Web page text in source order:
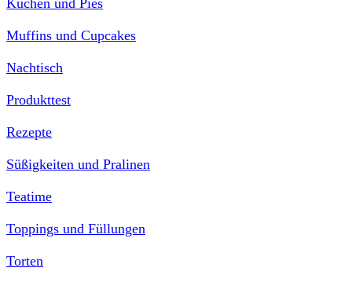
Muffins und Cupcakes
Nachtisch
Produkttest
Rezepte
Süßigkeiten und Pralinen
Teatime
Toppings und Füllungen
Torten